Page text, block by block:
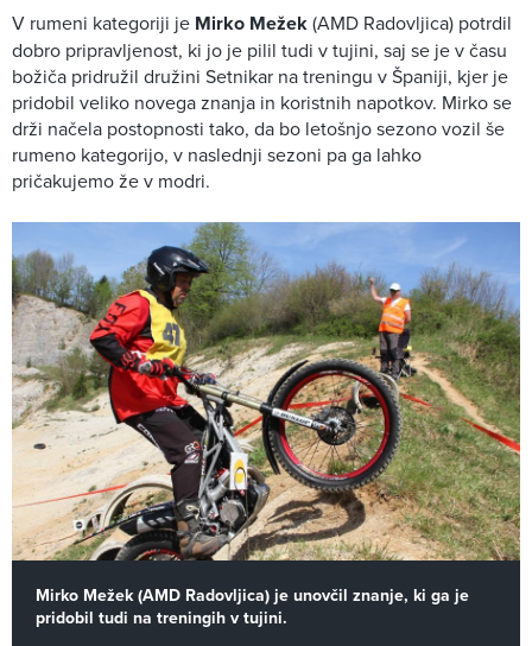
V rumeni kategoriji je Mirko Mežek(AMD Radovljica) potrdil
dobro pripravljenost, ki jo je pilil tudi v tujini, saj se je v času
božiča pridružil družini Setnikar na treningu v Španiji, kjer je
pridobil veliko novega znanja in koristnih napotkov. Mirko se
drži načela postopnosti tako, da bo letošnjo sezono vozil še
rumeno kategorijo, v naslednji sezoni pa ga lahko
pričakujemo že v modri.
Mirko Mežek (AMD Radovljica) je unovčil znanje, ki ga je
pridobil tudi na treningih v tujini.